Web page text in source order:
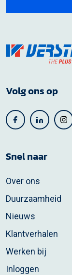
Volg ons op
Snel naar
Over ons
Duurzaamheid
Nieuws
Klantverhalen
Werken bij
Inloggen